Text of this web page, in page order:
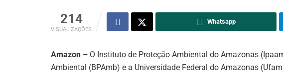
214
VISUALIZAÇÕES
Whatsapp
Amazon – O Instituto de Proteção Ambiental do Amazonas
Ambiental (BPAmb) e a Universidade Federal do Amazonas